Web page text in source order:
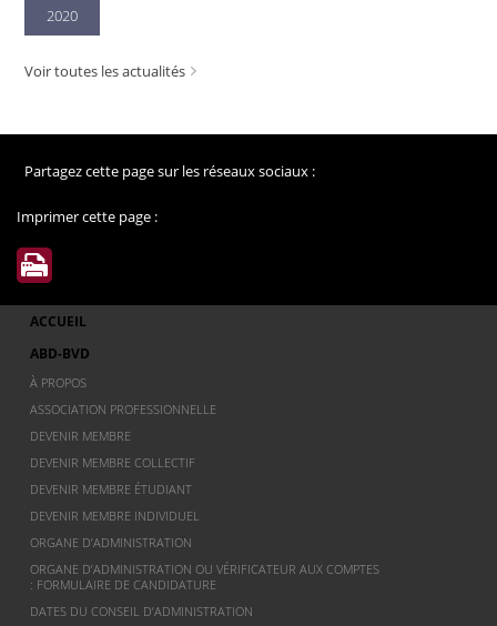
2020
Voir toutes les actualités
Partagez cette page sur les réseaux sociaux :
Imprimer cette page :
ACCUEIL
ABD-BVD
À PROPOS
ASSOCIATION PROFESSIONNELLE
DEVENIR MEMBRE
DEVENIR MEMBRE COLLECTIF
DEVENIR MEMBRE ÉTUDIANT
DEVENIR MEMBRE INDIVIDUEL
ORGANE D’ADMINISTRATION
ORGANE D’ADMINISTRATION OU VÉRIFICATEUR AUX COMPTES
: FORMULAIRE DE CANDIDATURE
DATES DU CONSEIL D’ADMINISTRATION